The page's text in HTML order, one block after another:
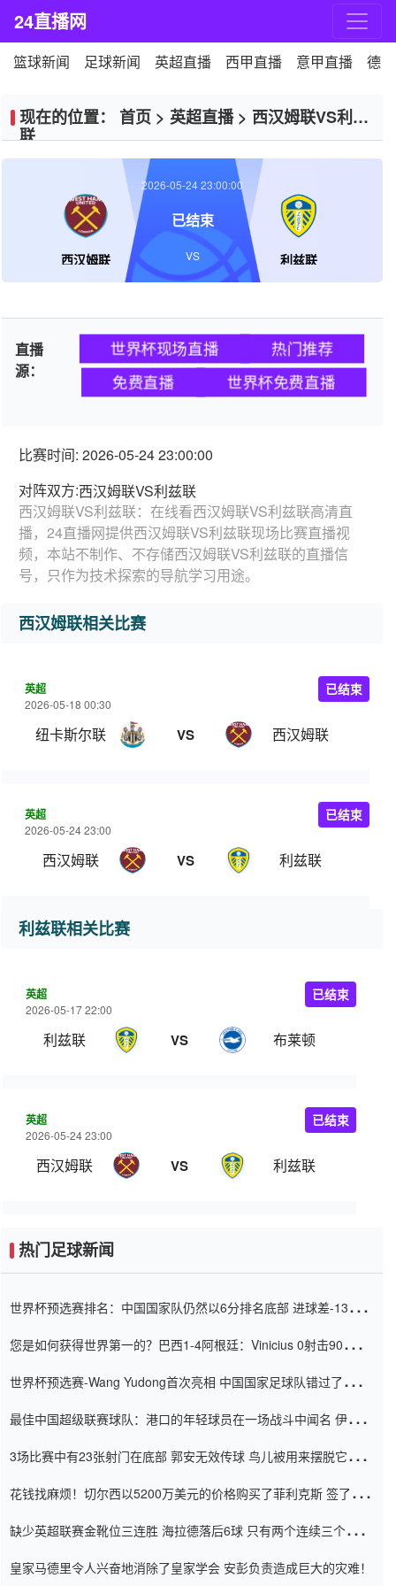
24直播网
篮球新闻 足球新闻 英超直播 西甲直播 意甲直播 德
现在的位置： 首页 > 英超直播> 西汉姆联VS利兹
联
西汉姆联 利兹联
2026-05-24 23:00:00
已结束
VS
直播
源：
世界杯现场直播
热门推荐
免费直播
世界杯免费直播
比赛时间: 2026-05-24 23:00:00
对阵双方:西汉姆联VS利兹联
西汉姆联VS利兹联：在线看西汉姆联VS利兹联高清直
播，24直播网提供西汉姆联VS利兹联现场比赛直播视
频，本站不制作、不存储西汉姆联VS利兹联的直播信
号，只作为技术探索的导航学习用途。
西汉姆联相关比赛
英超
2026-05-18 00:30
纽卡斯尔联 VS 西汉姆联
已结束
英超
2026-05-24 23:00
西汉姆联 VS 利兹联
已结束
利兹联相关比赛
英超
2026-05-17 22:00
利兹联 VS 布莱顿
已结束
英超
2026-05-24 23:00
西汉姆联 VS 利兹联
已结束
热门足球新闻
世界杯预选赛排名：中国国家队仍然以6分排名底部 进球差-13令人
您是如何获得世界第一的？巴西1-4阿根廷：Vinicius 0射击90分钟
世界杯预选赛-Wang Yudong首次亮相 中国国家足球队错过了世界
最佳中国超级联赛球队：港口的年轻球员在一场战斗中闻名 伊万放
3场比赛中有23张射门在底部 郭安无效传球 鸟儿被用来摆脱它
花钱找麻烦！切尔西以5200万美元的价格购买了菲利克斯 签了7年
缺少英超联赛金靴位三连胜 海拉德落后6球 只有两个连续三个连续
皇家马德里令人兴奋地消除了皇家学会 安彭负责造成巨大的灾难！